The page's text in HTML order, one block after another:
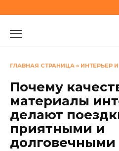
к
содержанию
ГЛАВНАЯ СТРАНИЦА » ИНТЕРЬЕР
Почему
материалы
делают
приятными и
долговечными